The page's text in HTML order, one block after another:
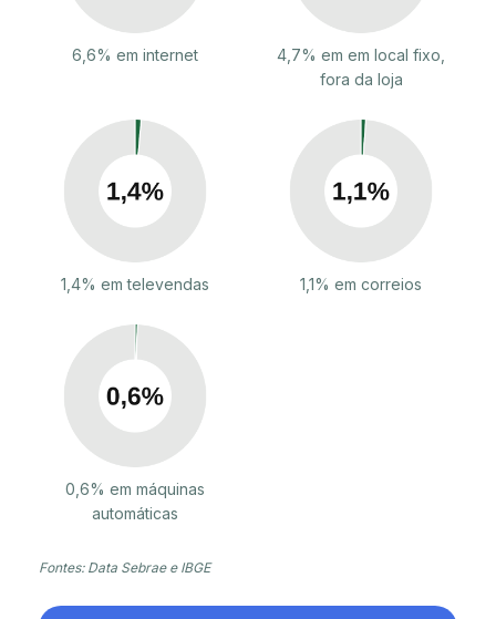
6,6% em internet
4,7% em em local fixo,
fora da loja
1,4% em televendas 1,1% em correios
0,6% em máquinas
automáticas
Fontes: Data Sebrae e IBGE